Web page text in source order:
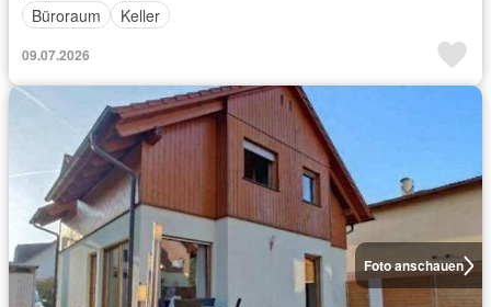
Büroraum
Keller
09.07.2026
Foto anschauen